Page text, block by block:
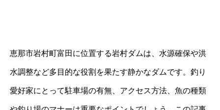
恵那市岩村町富田に位置する岩村ダムは、水源確保や洪
水調整など多目的な役割を果たす静かなダムです。釣り
愛好家にとって駐車場の有無、アクセス方法、魚の種類